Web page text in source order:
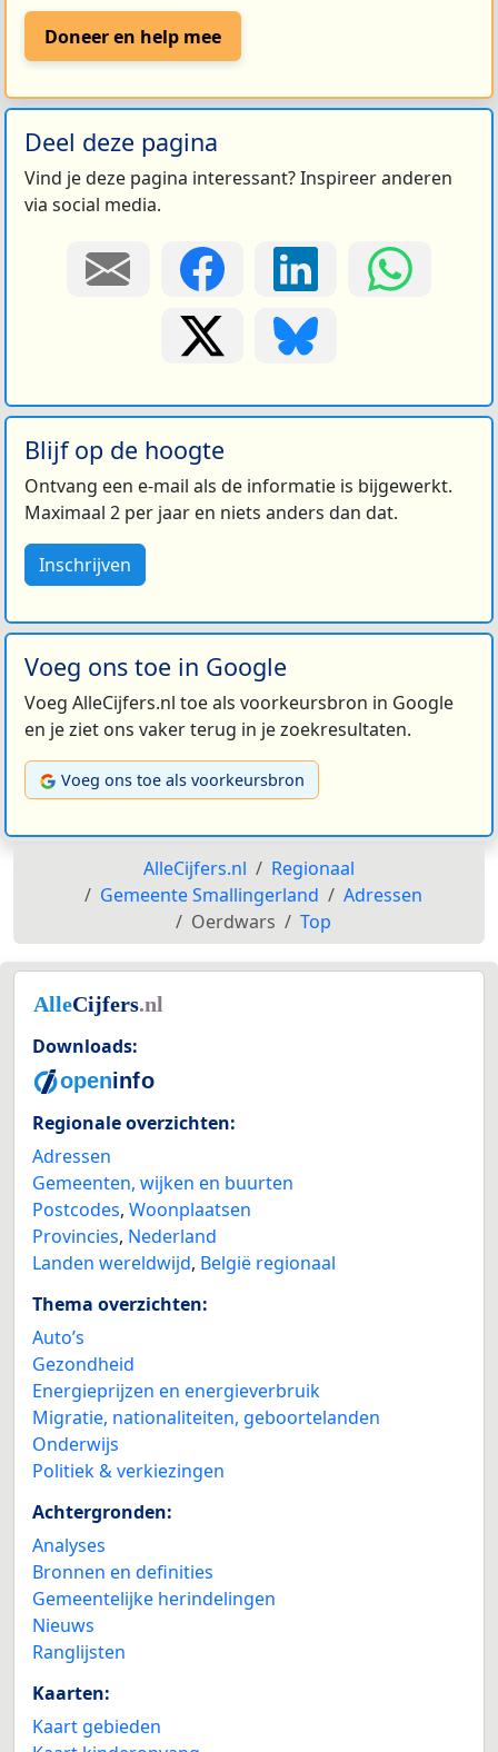
Doneer en help mee
Deel deze pagina
Vind je deze pagina interessant? Inspireer anderen
via social media.
Blijf op de hoogte
Ontvang een e-mail als de informatie is bijgewerkt.
Maximaal 2 per jaar en niets anders dan dat.
Inschrijven
Voeg ons toe in Google
Voeg AlleCijfers.nl toe als voorkeursbron in Google
en je ziet ons vaker terug in je zoekresultaten.
Voeg ons toe als voorkeursbron
AlleCijfers.nl
Regionaal
Gemeente Smallingerland
Adressen
Oerdwars
Top
Downloads:
Regionale overzichten:
Adressen
Gemeenten, wijken en buurten
Postcodes, Woonplaatsen
Provincies, Nederland
Landen wereldwijd, België regionaal
Thema overzichten:
Auto’s
Gezondheid
Energieprijzen en energieverbruik
Migratie, nationaliteiten, geboortelanden
Onderwijs
Politiek & verkiezingen
Achtergronden:
Analyses
Bronnen en definities
Gemeentelijke herindelingen
Nieuws
Ranglijsten
Kaarten:
Kaart gebieden